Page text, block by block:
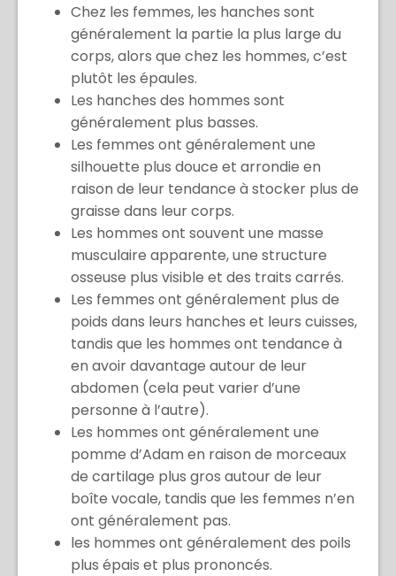
Chez les femmes, les hanches sont
généralement la partie la plus large du
corps, alors que chez les hommes, c’est
plutôt les épaules.
Les hanches des hommes sont
généralement plus basses.
Les femmes ont généralement une
silhouette plus douce et arrondie en
raison de leur tendance à stocker plus de
graisse dans leur corps.
Les hommes ont souvent une masse
musculaire apparente, une structure
osseuse plus visible et des traits carrés.
Les femmes ont généralement plus de
poids dans leurs hanches et leurs cuisses,
tandis que les hommes ont tendance à
en avoir davantage autour de leur
abdomen (cela peut varier d’une
personne à l’autre).
Les hommes ont généralement une
pomme d’Adam en raison de morceaux
de cartilage plus gros autour de leur
boîte vocale, tandis que les femmes n’en
ont généralement pas.
les hommes ont généralement des poils
plus épais et plus prononcés.